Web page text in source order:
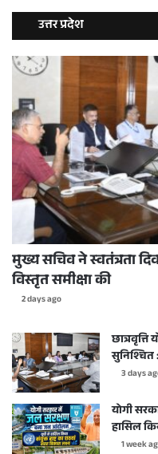
उत्तर प्रदेश
मुख्य सचिव ने स्वतंत्रता
विस्तृत समीक्षा की
2 days ago
सुनिश्चित
3 days
योगी
हासिल
1 week